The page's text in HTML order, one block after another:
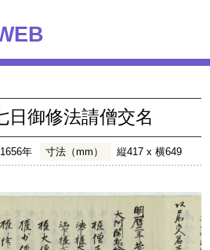
日御修法請僧交名
1656年 寸法（mm） 縦417 x 横649